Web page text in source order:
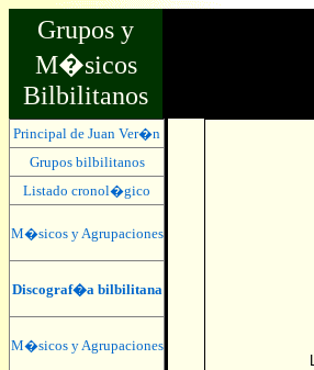
Grupos y
M�sicos
Bilbilitanos
Principal de Juan Ver�n
Grupos bilbilitanos
Listado cronol�gico
M�sicos y Agrupaciones
Discograf�a bilbilitana
M�sicos y Agrupaciones